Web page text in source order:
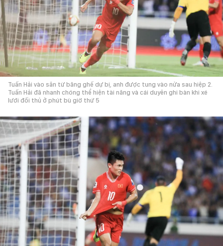
Tuấn Hải vào sân từ băng ghế dự bị, anh được tung vào nửa sau hiệp 2.
Tuấn Hải đã nhanh chóng thể hiện tài năng và cái duyên ghi bàn khi xé
lưới đối thủ ở phút bù giờ thứ 5